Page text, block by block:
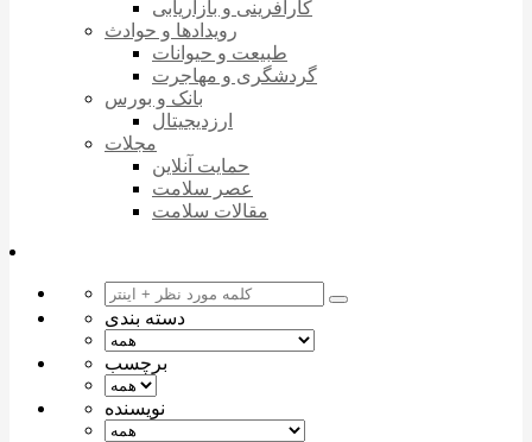
کارآفرینی و بازاریابی
رویدادها و حوادث
طبیعت و حیوانات
گردشگری و مهاجرت
بانک و بورس
ارزدیجیتال
مجلات
حمایت آنلاین
عصر سلامت
مقالات سلامت
دسته بندی
برچسب
نویسنده